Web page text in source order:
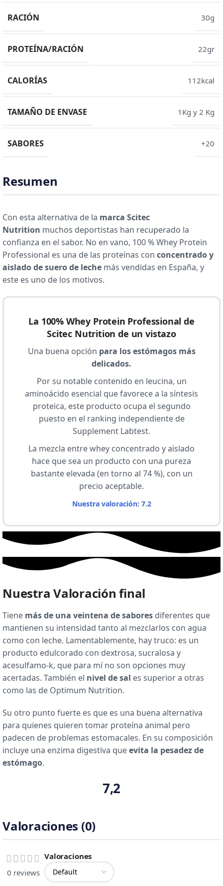
RACIÓN 30g
PROTEÍNA/RACIÓN 22gr
CALORÍAS 112kcal
TAMAÑO DE ENVASE 1Kg y 2 Kg
SABORES +20
Resumen
Con esta alternativa de la marca Scitec
Nutrition muchos deportistas han recuperado la
confianza en el sabor. No en vano, 100 % Whey Protein
Professional es una de las proteínas con concentrado y
aislado de suero de leche más vendidas en España, y
este es uno de los motivos.
La 100% Whey Protein Professional de
Scitec Nutrition de un vistazo
Una buena opción para los estómagos más
delicados.
Por su notable contenido en leucina, un
aminoácido esencial que favorece a la síntesis
proteica, este producto ocupa el segundo
puesto en el ranking independiente de
Supplement Labtest.
La mezcla entre whey concentrado y aislado
hace que sea un producto con una pureza
bastante elevada (en torno al 74 %), con un
precio aceptable.
Nuestra valoración: 7.2
7,2
Nuestra Valoración final
Tiene más de una veintena de sabores diferentes que
mantienen su intensidad tanto al mezclarlos con agua
como con leche. Lamentablemente, hay truco: es un
producto edulcorado con dextrosa, sucralosa y
acesulfamo-k, que para mí no son opciones muy
acertadas. También el nivel de sal es superior a otras
como las de Optimum Nutrition.
Su otro punto fuerte es que es una buena alternativa
para quienes quieren tomar proteína animal pero
padecen de problemas estomacales. En su composición
incluye una enzima digestiva queevita la pesadez de
estómago.
Valoraciones (0)
0 reviews
Valoraciones